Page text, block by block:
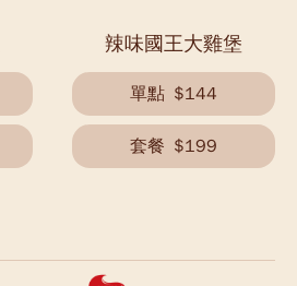
辣味國王大雞堡
單點 $144
套餐 $199